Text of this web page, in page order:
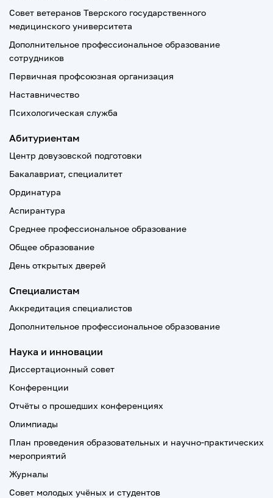
Совет ветеранов Тверского государственного
медицинского университета
Дополнительное профессиональное образование
сотрудников
Первичная профсоюзная организация
Наставничество
Психологическая служба
Абитуриентам
Центр довузовской подготовки
Бакалавриат, специалитет
Ординатура
Аспирантура
Среднее профессиональное образование
Общее образование
День открытых дверей
Специалистам
Аккредитация специалистов
Дополнительное профессиональное образование
Наука и инновации
Диссертационный совет
Конференции
Отчёты о прошедших конференциях
Олимпиады
План проведения образовательных и научно-практических
мероприятий
Журналы
Совет молодых учёных и студентов